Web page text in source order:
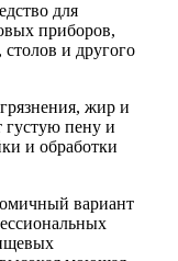
для
приборов,
и другого
жир и
густую пену и
и обработки
вариант